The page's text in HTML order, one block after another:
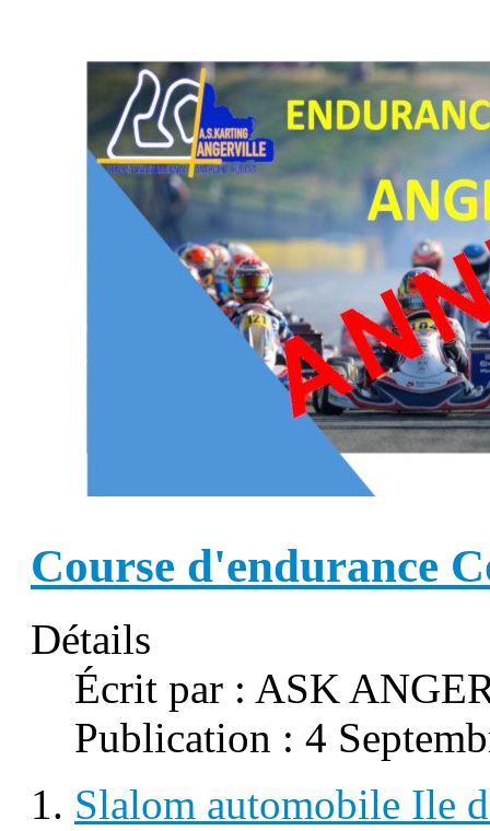
Course d'endurance
Détails
Écrit par : ASK
Publication : 4
Slalom automobile Ile